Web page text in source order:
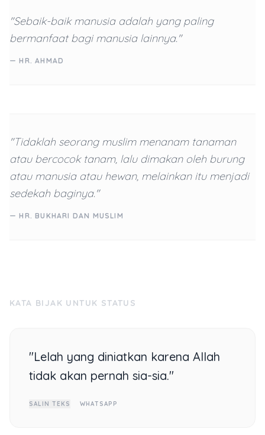
"Sebaik-baik manusia adalah yang paling
bermanfaat bagi manusia lainnya."
— HR. AHMAD
"Tidaklah seorang muslim menanam tanaman
atau bercocok tanam, lalu dimakan oleh burung
atau manusia atau hewan, melainkan itu menjadi
sedekah baginya."
— HR. BUKHARI DAN MUSLIM
KATA BIJAK UNTUK STATUS
"Lelah yang diniatkan karena Allah
tidak akan pernah sia-sia."
SALIN TEKS WHATSAPP